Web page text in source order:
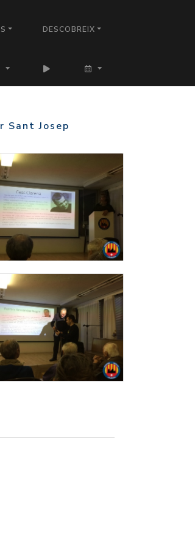
DESCOBREIX
Sant Josep